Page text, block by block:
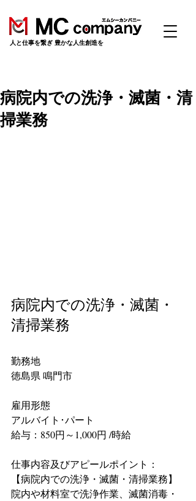
​人と仕事を繋ぎ 豊かな人生創造を
病院内での洗浄・滅菌・清
掃業務
病院内での洗浄・滅菌・
清掃業務
勤務地
徳島県 鳴門市
雇用形態
アルバイト･パート
給与：850円～1,000円 /時給
仕事内容及びアピールポイント：
【病院内での洗浄・滅菌・清掃業務】
院内や材料室で洗浄作業、滅菌消毒・